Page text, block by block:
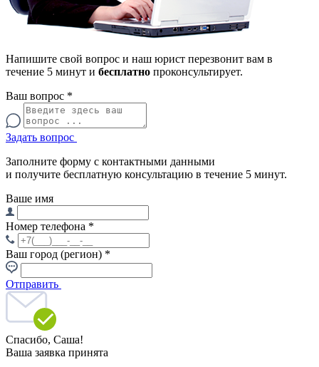
Напишите свой вопрос и наш юрист перезвонит вам в
течение 5 минут и бесплатно проконсультирует.
Ваш вопрос *
Задать вопрос
Заполните форму с контактными данными
и получите бесплатную консультацию в течение 5 минут.
Ваше имя
Номер телефона *
Ваш город (регион) *
Отправить
Спасибо, Саша!
Ваша заявка принята